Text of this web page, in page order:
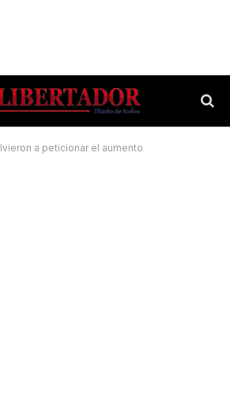
a peticionar el aumento